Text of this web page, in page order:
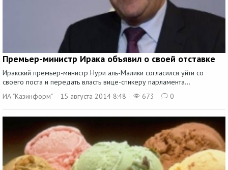
Премьер-министр Ирака объявил о своей отставке
Иракский премьер-министр Нури аль-Малики согласился уйти со
своего поста и передать власть вице-спикеру парламента...
ИА "Казинформ"
15 августа 2014 8:48 673 0